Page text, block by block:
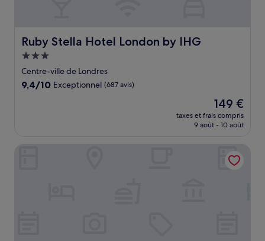
Ruby Stella Hotel London by IHG
Ruby Stella Hotel London by IHG
Hébergement
3.0 étoiles
Centre-ville de Londres
9.4
9,4/10 Exceptionnel (687 avis)
Le
nouveau
prix
de
149 €
149 €
taxes et frais compris
9 août - 10 août